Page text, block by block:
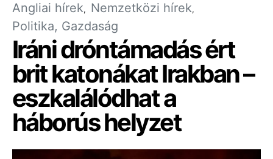
Angliai hírek Nemzetközi hírek
Politika, Gazdaság
Iráni dróntámadás ért
brit katonákat Irakban –
eszkalálódhat a
háborús helyzet